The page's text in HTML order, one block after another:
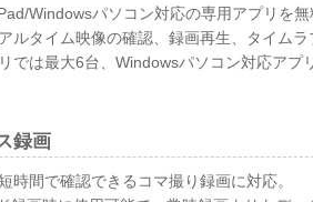
Windowsパソコン対応の専用アプリを
ルタイム映像の確認、録画再生、タイム
では最大6台、Windowsパソコン対応ア
録画
時間で確認できるコマ撮り録画に対応。